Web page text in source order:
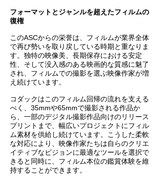
フォーマットとジャンルを超えたフィルムの
復権
このASCからの栄誉は、フィルムが業界全体
で再び勢いを取り戻している時期と重なりま
す。独特の映像美、長期保存における安定
性、そして没入感のある映画的な質感に魅了
され、フィルムでの撮影を選ぶ映像作家が増
え続けています。
コダックはこのフィルム回帰の流れを支える
べく、35mmや65mmで撮影される作品か
ら、一部のデジタル撮影作品向けのリリース
プリントまで、幅広いプロジェクトにフィル
ム素材を供給し続けています。こうした柔軟
な対応により、映像作家たちは自らのクリエ
イティブなビジョンに最適なツールを選択で
きると同時に、フィルム本位の鑑賞体験を維
持することができます。